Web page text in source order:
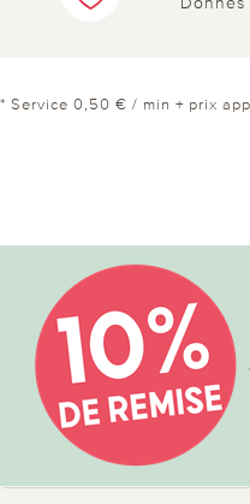
* Service 0,50 € / min + prix